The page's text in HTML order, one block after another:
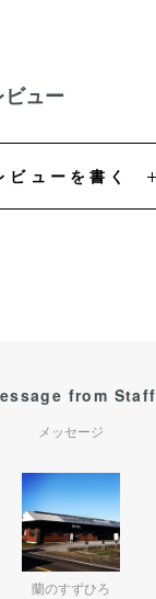
ュー
ビューを書く
from Staff
メッセージ
蘭のすずひろ